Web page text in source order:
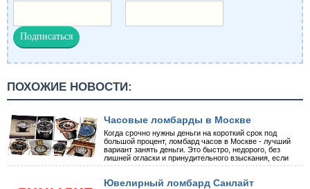
ПОХОЖИЕ НОВОСТИ:
Часовые ломбарды в Москве
Когда срочно нужны деньги на короткий срок под
большой процент, ломбард часов в Москве - лучший
вариант занять деньги. Это быстро, недорого, без
лишней огласки и принудительного взыскания, если
Ювелирный ломбард Санлайт